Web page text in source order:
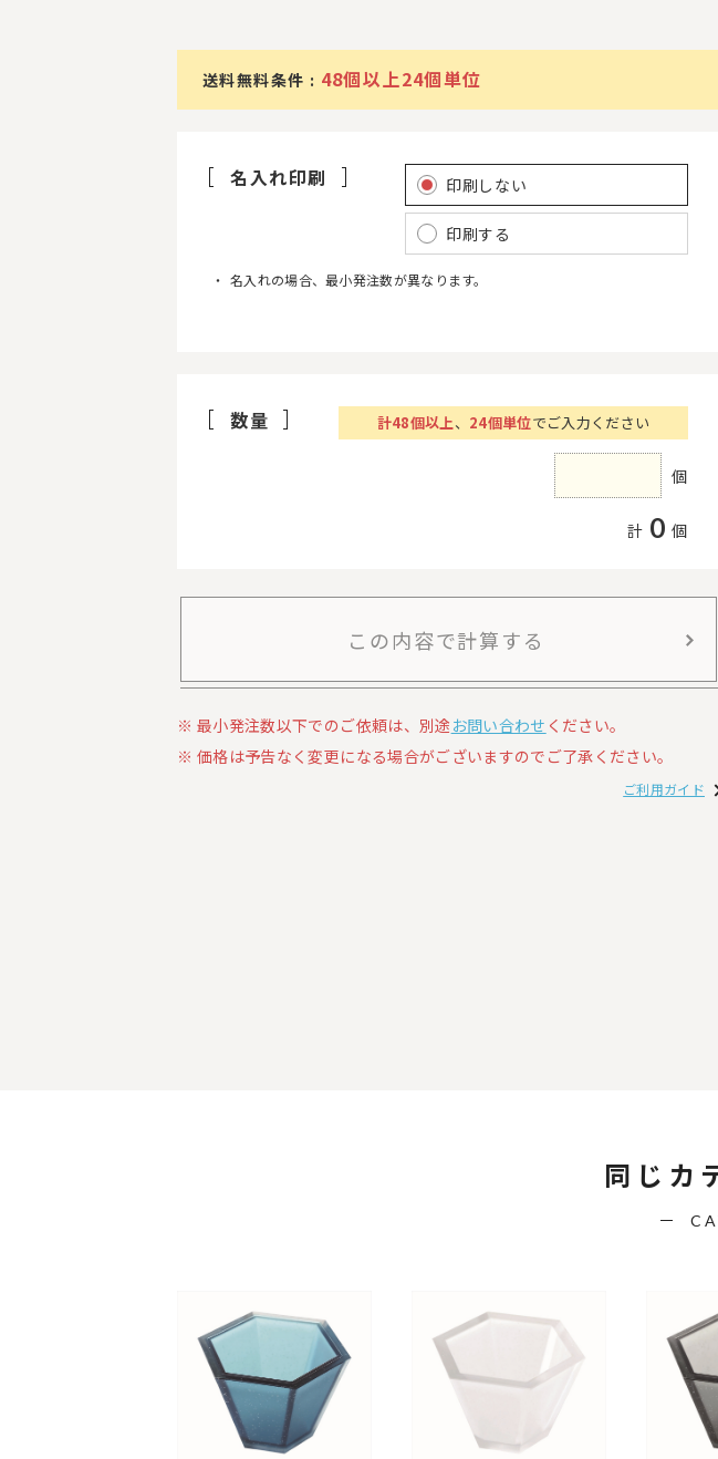
送料無料条件 : 48個以上24個単位
名入れ印刷 印刷しない
印刷する
名入れの場合、最小発注数が異なります。
数量 計48個以上、 24個単位でご入力ください
個
計 0 個
この内容で計算する
最小発注数以下でのご依頼は、別途 お問い合わせ ください。
価格は予告なく変更になる場合がございますのでご了承ください。
ご利用ガイド
同じカ